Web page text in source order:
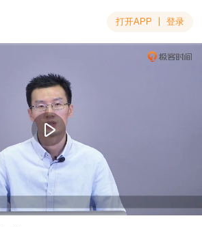
打开APP 登录